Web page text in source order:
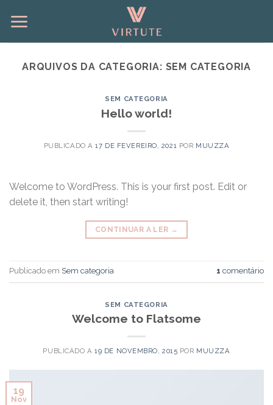
para
ARQUIVOS DA CATEGORIA: SEM CATEGORIA
SEM CATEGORIA
Hello world!
PUBLICADO A17 DE FEVEREIRO, 2021 POR MUUZZA
Welcome to WordPress. This is your first post. Edit or
delete it, then start writing!
CONTINUAR A LER →
Publicado em Sem categoria 1 comentário
SEM CATEGORIA
Welcome to Flatsome
PUBLICADO A19 DE NOVEMBRO, 2015 POR MUUZZA
19
Nov